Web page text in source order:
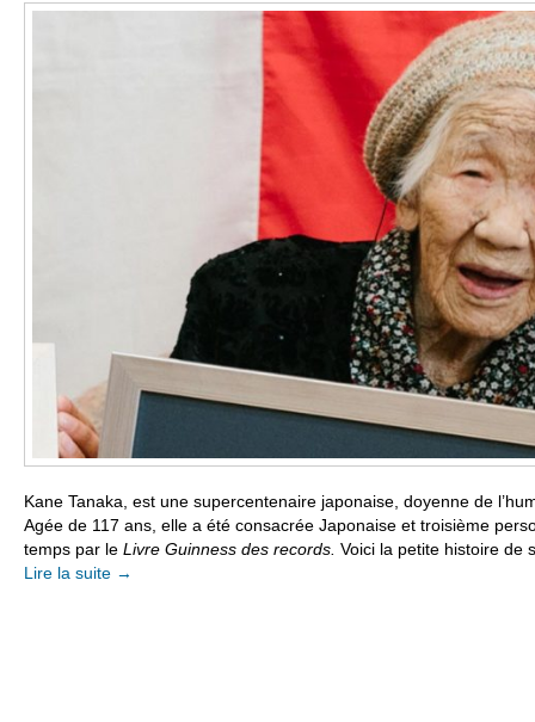
Kane Tanaka, est une supercentenaire japonaise, doyenne de
Agée de 117 ans, elle a été consacrée Japonaise et troisième
temps par le Livre Guinness des records. Voici la petite histoire de
Lire la suite →